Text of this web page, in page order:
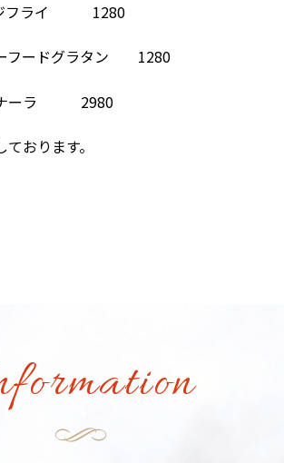
ジフライ 1280
ーフードグラタン 1280
ナーラ 2980
おります。